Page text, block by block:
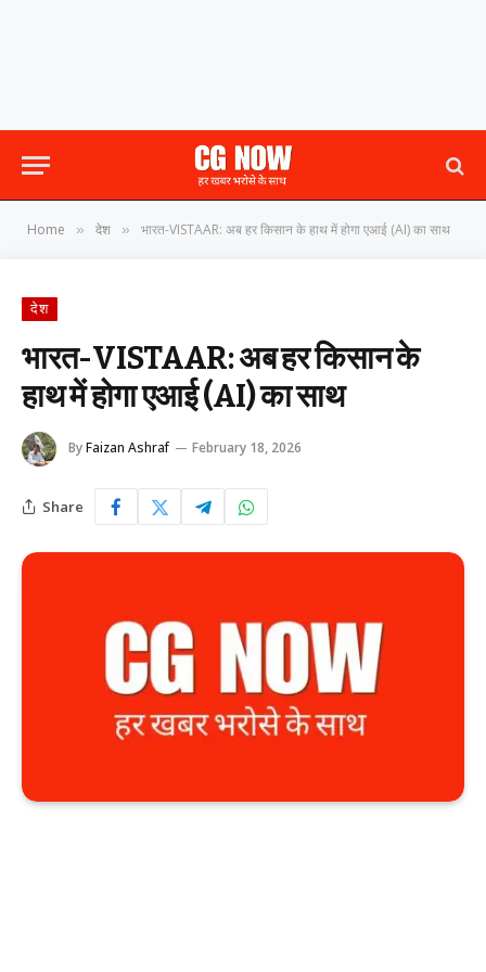
Home » देश » भारत-VISTAAR: अब हर किसान के हाथ में होगा एआई (AI) का साथ
देश
भारत-VISTAAR: अब हर किसान के
हाथ में होगा एआई (AI) का साथ
ByFaizan Ashraf February 18, 2026
Share